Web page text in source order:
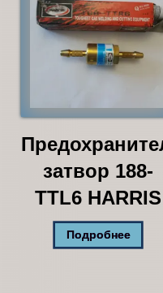
затвор 188-
TTL6 HARRIS
Подробнее